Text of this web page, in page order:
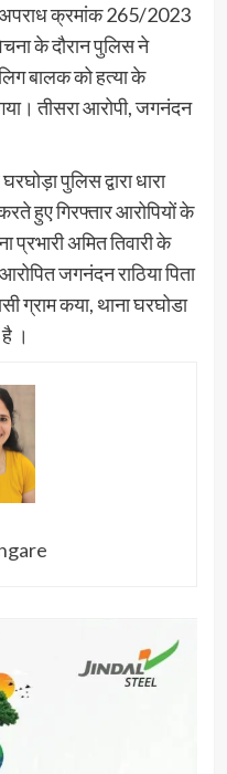
अपराध क्रमांक 265/2023
के दौरान पुलिस ने
बालक को हत्या के
तीसरा आरोपी, जगनंदन
पुलिस द्वारा धारा
हुए गिरफ्तार आरोपियों के
प्रभारी अमित तिवारी के
जगनंदन राठिया पिता
ग्राम कया, थाना घरघोडा
।